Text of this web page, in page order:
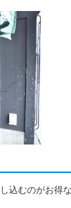
込むのがお得